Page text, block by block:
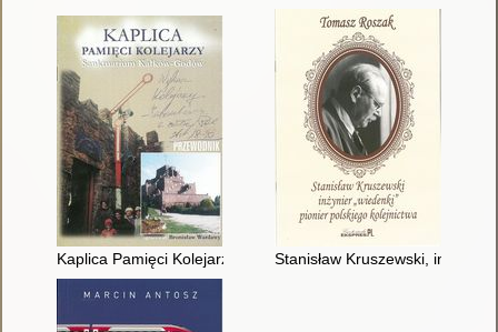
Kaplica Pamięci Kolejarzy - Sanktuarium Kałków-Godów :
Stanisław Kruszewski,